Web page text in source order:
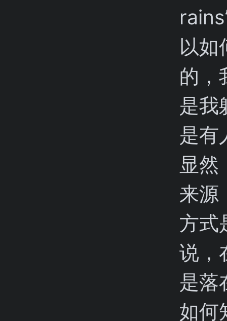
以如
的，
是我
是有
显然
来源
方式
说，
是落
如何